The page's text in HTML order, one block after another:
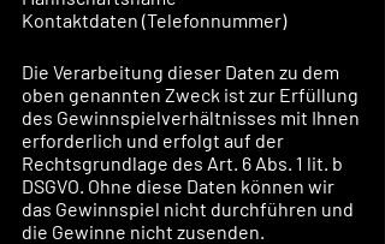
Kontaktdaten (Telefonnummer)
Die Verarbeitung dieser Daten zu dem
oben genannten Zweck ist zur Erfüllung
des Gewinnspielverhältnisses mit Ihnen
erforderlich und erfolgt auf der
Rechtsgrundlage des Art. 6 Abs. 1 lit. b
DSGVO. Ohne diese Daten können wir
das Gewinnspiel nicht durchführen und
die Gewinne nicht zusenden.